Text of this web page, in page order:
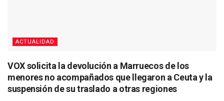
ACTUALIDAD
VOX solicita la devolución a Marruecos de los
menores no acompañados que llegaron a Ceuta y la
suspensión de su traslado a otras regiones